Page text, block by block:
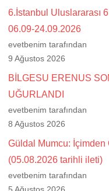
6.İstanbul Uluslararası
06.09-24.09.2026
evetbenim tarafından
9 Ağustos 2026
BİLGESU ERENUS
UĞURLANDI
evetbenim tarafından
8 Ağustos 2026
Güldal Mumcu: İçimden
(05.08.2026 tarihli ileti)
evetbenim tarafından